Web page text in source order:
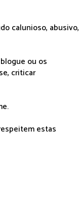
calunioso, abusivo,
ou os
criticar
estas